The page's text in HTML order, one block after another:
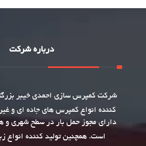
درباره شرکت
شرکتکمپرس سازی احمدی خیبر
کننده انواع کمپرس های جاده ای و
دارای مجوز حمل بار در سطح شهری و
است. همچنین تولید کننده انواع